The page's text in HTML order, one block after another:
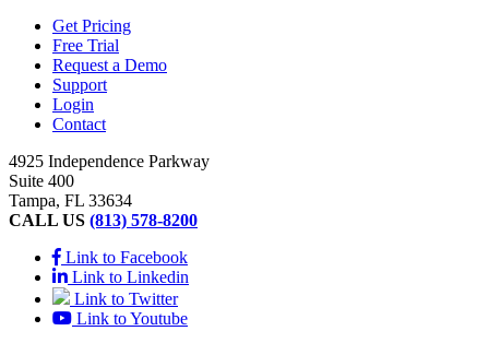
Get Pricing
Free Trial
Request a Demo
Support
Login
Contact
4925 Independence Parkway
Suite 400
Tampa, FL 33634
CALL US (813) 578-8200
Link to Facebook
Link to Linkedin
Link to Twitter
Link to Youtube